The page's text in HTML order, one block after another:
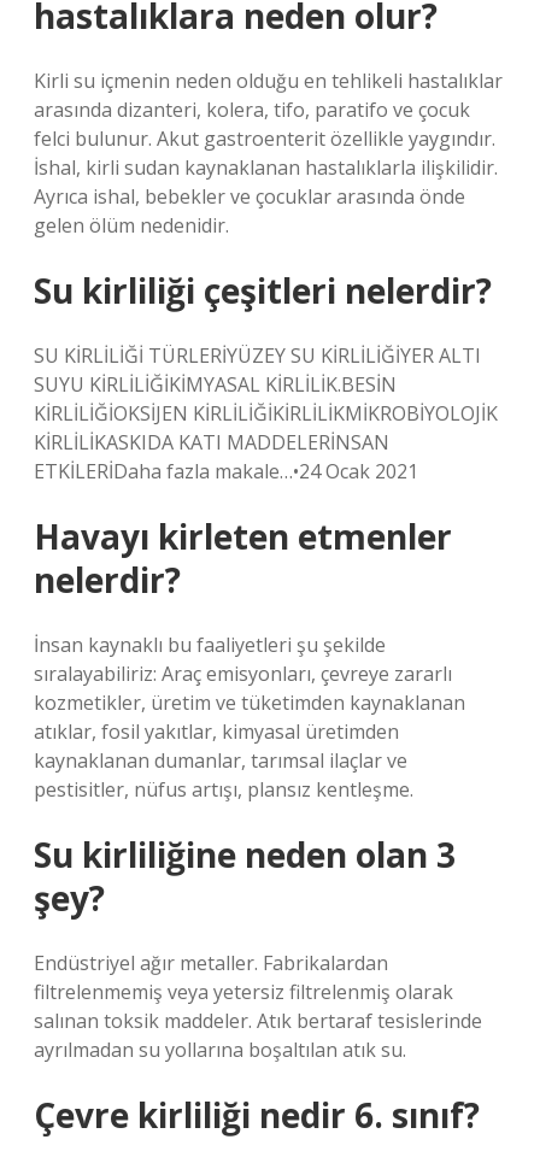
hastalıklara neden olur?
Kirli su içmenin neden olduğu en tehlikeli hastalıklar
arasında dizanteri, kolera, tifo, paratifo ve çocuk
felci bulunur. Akut gastroenterit özellikle yaygındır.
İshal, kirli sudan kaynaklanan hastalıklarla ilişkilidir.
Ayrıca ishal, bebekler ve çocuklar arasında önde
gelen ölüm nedenidir.
Su kirliliği çeşitleri nelerdir?
SU KİRLİLİĞİ TÜRLERİYÜZEY SU KİRLİLİĞİYER ALTI
SUYU KİRLİLİĞİKİMYASAL KİRLİLİK.BESİN
KİRLİLİĞİOKSİJEN KİRLİLİĞİKİRLİLİKMİKROBİYOLOJİK
KİRLİLİKASKIDA KATI MADDELERİNSAN
ETKİLERİDaha fazla makale…•24 Ocak 2021
Havayı kirleten etmenler
nelerdir?
İnsan kaynaklı bu faaliyetleri şu şekilde
sıralayabiliriz: Araç emisyonları, çevreye zararlı
kozmetikler, üretim ve tüketimden kaynaklanan
atıklar, fosil yakıtlar, kimyasal üretimden
kaynaklanan dumanlar, tarımsal ilaçlar ve
pestisitler, nüfus artışı, plansız kentleşme.
Su kirliliğine neden olan 3
şey?
Endüstriyel ağır metaller. Fabrikalardan
filtrelenmemiş veya yetersiz filtrelenmiş olarak
salınan toksik maddeler. Atık bertaraf tesislerinde
ayrılmadan su yollarına boşaltılan atık su.
Çevre kirliliği nedir 6. sınıf?